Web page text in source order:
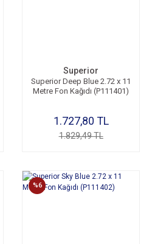
Superior
Superior Deep Blue 2.72 x 11
Metre Fon Kağıdı (P111401)
1.727,80 TL
1.829,49 TL
%6